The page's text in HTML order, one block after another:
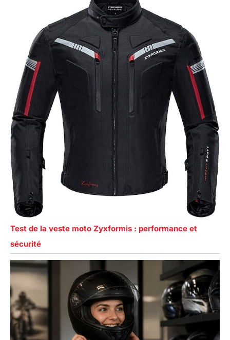
Test de la veste moto Zyxformis : performance et
sécurité